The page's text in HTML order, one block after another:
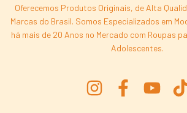
Oferecemos Produtos Originais, de Alta
Marcas do Brasil. Somos Especializados em
há mais de 20 Anos no Mercado com Roupas
Adolescentes.